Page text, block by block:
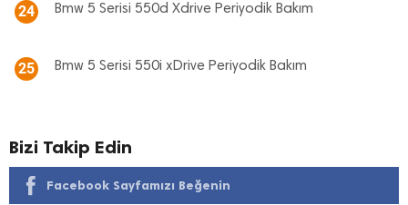
24 Bmw 5 Serisi 550d Xdrive Periyodik Bakım
25 Bmw 5 Serisi 550i xDrive Periyodik Bakım
Bizi Takip Edin
Facebook Sayfamızı Beğenin